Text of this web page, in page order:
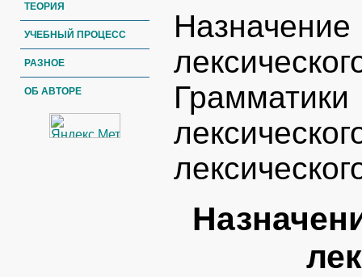
ТЕОРИЯ
УЧЕБНЫЙ ПРОЦЕСС
РАЗНОЕ
ОБ АВТОРЕ